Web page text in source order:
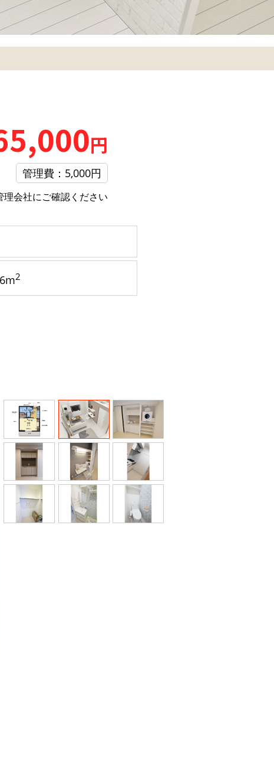
円
管理費：5,000円
理会社にご確認ください
2